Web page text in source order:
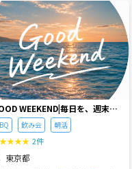
行ったことがない方の参加を優先させ
ただきますのでご了承ください 今ま
他のサークルとお店が被らないよう
ェックしてたけど、お店が被るのは
ないみたいだから気にするのはやめ
数のサークルで出来るだけ
な方に来ていただきたいので、連日
加や ひと月間の参加回数が多い場合
の方の参加を優先させていただくこ
がありますのでご了承ください あとイ
ト開催 間近にキャンセルが発生した
は最少催行人数に関わらずイベント
施することがありますのでご了承く
数のサークルなのでキャン
ください、キャンセルが多い方のイ
ジネス、営業、勧誘目的の方 ❌ ・ナ
目的の方 ❌ しつこい方がいたら、す
スタッフにご相談ください。 🏫カム
名物イベント「学校に泊まろう」 カ
ルといえばコレ！✨ 廃校や貸切の学
舞台に 1泊2日の非日常体験を楽しみ
。 🏃 体育館で運動会 🍛 調理実習で
ー作り 🎤 夜はラジオや文化祭ノリの
画 🎇 手持ち花火やボードゲームでお泊
会 まるで修学旅行のような時間を、
になった今だからこそ全力で楽しめ
🎲そのほかの活動 ・ボルダリ
（未経験歓迎！ルール＆マナーも丁
）🧗 ・ボードゲーム（70種類以上！
者歓迎）🃏 ・マーダーミステリー
WEEKEND|毎日を、週末
飲み会 朝活
★★★★ 2件
東京都